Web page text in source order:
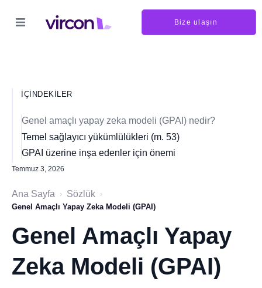
Bize ulaşın
İÇINDEKILER
Genel amaçlı yapay zeka modeli (GPAI) nedir?
Temel sağlayıcı yükümlülükleri (m. 53)
GPAI üzerine inşa edenler için önemi
Temmuz 3, 2026
Ana Sayfa › Sözlük ›
Genel Amaçlı Yapay Zeka Modeli (GPAI)
Genel Amaçlı Yapay
Zeka Modeli (GPAI)